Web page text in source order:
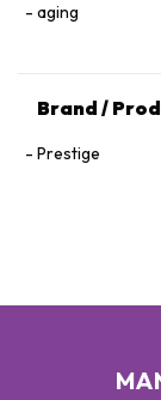
aging
Brand /
Prestige